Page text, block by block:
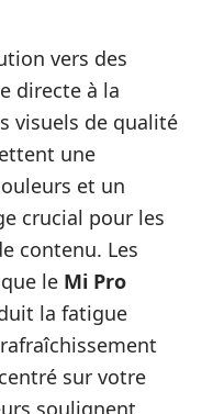
vers des
directe à la
visuels de qualité
une
et un
crucial pour les
contenu. Les
le Mi Pro
la fatigue
sur votre
soulignent